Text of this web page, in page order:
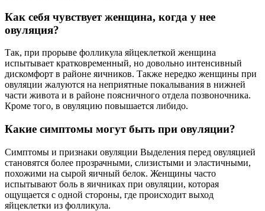
Как себя чувствует женщина, когда у нее
овуляция?
Так, при прорыве фолликула яйцеклеткой женщина
испытывает кратковременный, но довольно интенсивный
дискомфорт в районе яичников. Также нередко женщины при
овуляции жалуются на неприятные покалывания в нижней
части живота и в районе поясничного отдела позвоночника.
Кроме того, в овуляцию повышается либидо.
Какие симптомы могут быть при овуляции?
Симптомы и признаки овуляции Выделения перед овуляцией
становятся более прозрачными, слизистыми и эластичными,
похожими на сырой яичный белок. Женщины часто
испытывают боль в яичниках при овуляции, которая
ощущается с одной стороны, где происходит выход
яйцеклетки из фолликула.